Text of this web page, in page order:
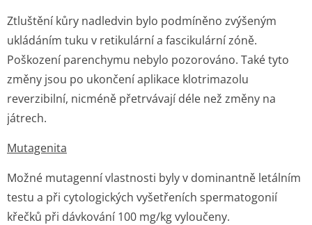
Ztluštění kůry nadledvin bylo podmíněno zvýšeným
ukládáním tuku v retikulární a fascikulární zóně.
Poškození parenchymu nebylo pozorováno. Také tyto
změny jsou po ukončení aplikace klotrimazolu
reverzibilní, nicméně přetrvávají déle než změny na
játrech.
Mutagenita
Možné mutagenní vlastnosti byly v dominantně letálním
testu a při cytologických vyšetřeních spermatogonií
křečků při dávkování 100 mg/kg vyloučeny.